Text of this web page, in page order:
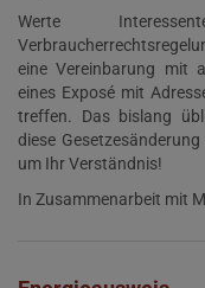
Werte
eine Vereinbarung mit
eines Exposé mit
treffen. Das bislang
diese
um Ihr Verständnis!
In Zusammenarbeit mit